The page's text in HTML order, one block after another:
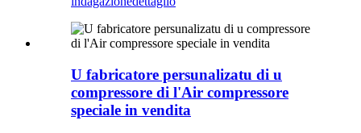
U fabricatore persunalizatu di u
compressore di l'Air compressore
speciale in vendita